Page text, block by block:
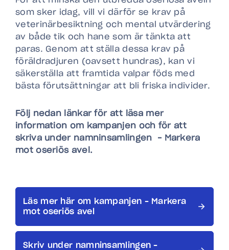
som sker idag, vill vi därför se krav på
veterinärbesiktning och mental utvärdering
av både tik och hane som är tänkta att
paras. Genom att ställa dessa krav på
föräldradjuren (oavsett hundras), kan vi
säkerställa att framtida valpar föds med
bästa förutsättningar att bli friska individer.
Följ nedan länkar för att läsa mer
information om kampanjen och för att
skriva under namninsamlingen – Markera
mot oseriös avel.
Läs mer här om kampanjen – Markera
mot oseriös avel
Skriv under namninsamlingen –